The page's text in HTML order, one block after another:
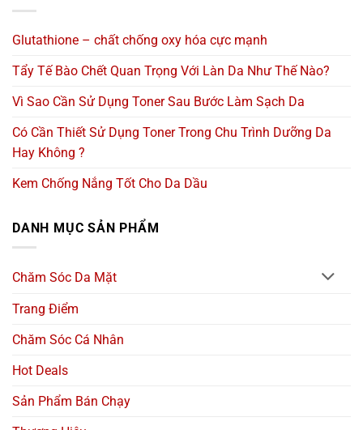
Glutathione – chất chống oxy hóa cực mạnh
Tẩy Tế Bào Chết Quan Trọng Với Làn Da Như Thế Nào?
Vì Sao Cần Sử Dụng Toner Sau Bước Làm Sạch Da
Có Cần Thiết Sử Dụng Toner Trong Chu Trình Dưỡng Da
Hay Không ?
Kem Chống Nắng Tốt Cho Da Dầu
DANH MỤC SẢN PHẨM
Chăm Sóc Da Mặt
Trang Điểm
Chăm Sóc Cá Nhân
Hot Deals
Sản Phẩm Bán Chạy